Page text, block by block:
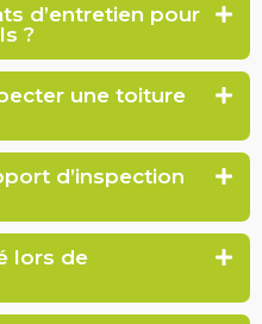
d’entretien pour
?
une toiture
d’inspection
lors de